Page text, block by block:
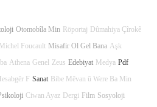
Otomobîla Min Röportaj Dûmahiya Çîrokê
Michel Foucault Misafir Ol Gel Bana Aşk
Athena Genel Zeus Edebiyat Medya Pdf
F Sanat Bibe Mêvan û Were Ba Min
Ciwan Ayaz Dergi Film Sosyoloji